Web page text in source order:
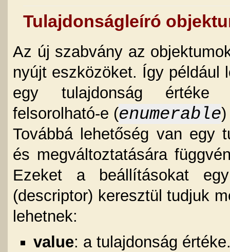
Tulajdonságleíró
Az új szabvány az
nyújt eszközöket. Így például
egy tulajdonság értéke
felsorolható-e (enumerable)
Továbbá lehetőség van egy
és megváltoztatására
Ezeket a beállításokat
(descriptor) keresztül tudjuk
lehetnek:
value: a tulajdonság